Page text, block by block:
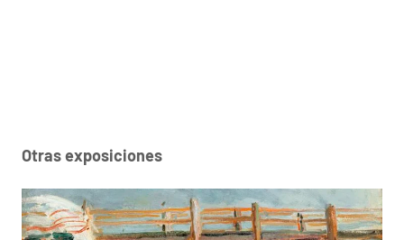
Otras exposiciones